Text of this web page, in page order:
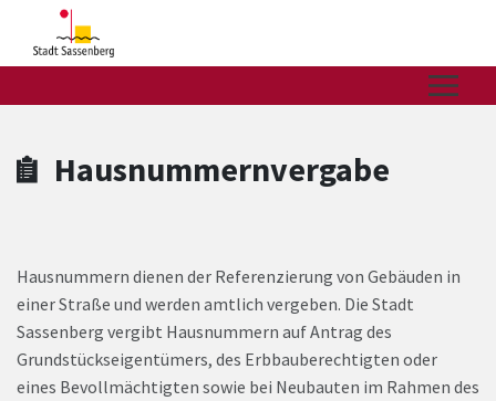
Zum Header
Zum Hauptinhalt
Zum Footer
Zum Hauptinhalt springen
Hausnummernvergabe
Hausnummern dienen der Referenzierung von Gebäuden in
einer Straße und werden amtlich vergeben. Die Stadt
Sassenberg vergibt Hausnummern auf Antrag des
Grundstückseigentümers, des Erbbauberechtigten oder
eines Bevollmächtigten sowie bei Neubauten im Rahmen des